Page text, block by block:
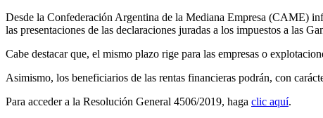
Desde la Confederación Argentina de la Mediana Empresa (CAME)
las presentaciones de las declaraciones juradas a los impuestos a las
Cabe destacar que, el mismo plazo rige para las empresas o
Asimismo, los beneficiarios de las rentas financieras podrán, con
Para acceder a la Resolución General 4506/2019, haga clic aquí.